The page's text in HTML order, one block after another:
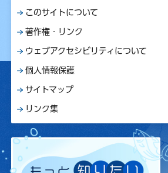
このサイトについて
著作権・リンク
ウェブアクセシビリティについて
個人情報保護
サイトマップ
リンク集